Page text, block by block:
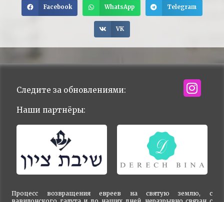
Facebook WhatsApp Telegram
VK
Процесс возвращения евреев на святую землю, с
Следите за обновлениями:
Наши партнёры: